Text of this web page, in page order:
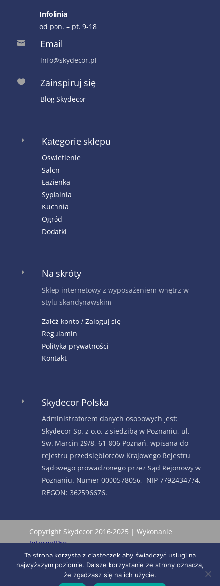
Infolinia
od pon. – pt. 9-18
 Email
info@skydecor.pl
 Zainspiruj się
Blog Skydecor
E Kategorie sklepu
Oświetlenie
Salon
Łazienka
Sypialnia
Kuchnia
Ogród
Dodatki
E Na skróty
Sklep internetowy z wyposażeniem wnętrz w
stylu skandynawskim
Załóż konto / Zaloguj się
Regulamin
Polityka prywatności
Kontakt
E Skydecor Polska
Administratorem danych osobowych jest:
Skydecor Sp. z o.o. z siedzibą w Poznaniu, ul.
Św. Marcin 29/8, 61-806 Poznań, wpisana do
rejestru przedsiębiorców Krajowego Rejestru
Sądowego prowadzonego przez Sąd Rejonowy w
Poznaniu. Numer 0000578056, NIP 7792434774,
REGON: 362596676.
Copyright Skydecor 2016-2025 | Wykonanie
InternetPro
Ta strona korzysta z ciasteczek aby świadczyć usługi na
najwyższym poziomie. Dalsze korzystanie ze strony oznacza,
że zgadzasz się na ich użycie.